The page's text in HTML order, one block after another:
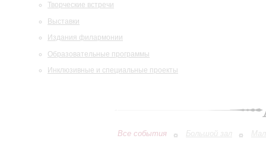
Творческие встречи
Выставки
Издания филармонии
Образовательные программы
Инклюзивные и специальные проекты
Все события Большой зал